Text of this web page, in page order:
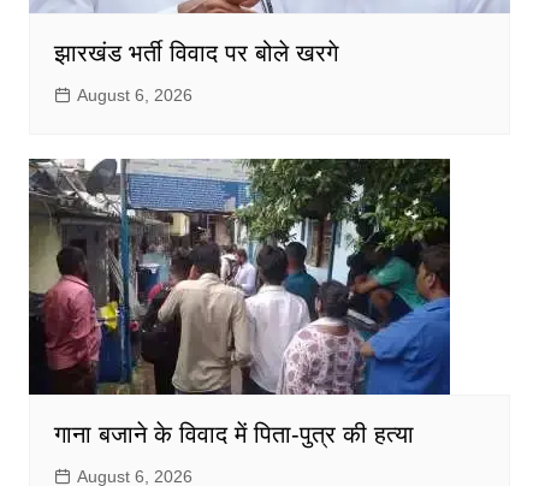
झारखंड भर्ती विवाद पर बोले खरगे
August 6, 2026
गाना बजाने के विवाद में पिता-पुत्र की हत्या
August 6, 2026